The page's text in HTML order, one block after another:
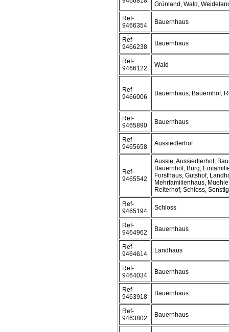
Grünland, Wald,
Ref-
9466354
Bauernhaus
Ref-
9466238
Bauernhaus
Ref-
9466122
Wald
Ref-
9466006
Bauernhaus, Bauernhof,
Ref-
9465890
Bauernhaus
Ref-
9465658
Aussiedlerhof
Ref-
9465542
Aussie, Aussiedlerhof,
Bauernhof, Burg,
Forsthaus, Gutshof,
Mehrfamilienhaus,
Reiterhof, Schloss,
Ref-
9465194
Schloss
Ref-
9464962
Bauernhaus
Ref-
9464614
Landhaus
Ref-
9464034
Bauernhaus
Ref-
9463918
Bauernhaus
Ref-
9463802
Bauernhaus